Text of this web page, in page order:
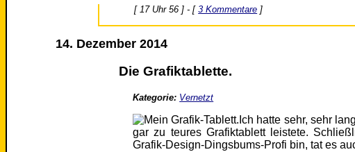
[ 17 Uhr 56 ] - [3 Kommentare ]
14. Dezember 2014
Die Grafiktablette.
Kategorie: Vernetzt
Ich hatte sehr, sehr
gar zu teures Grafiktablett leistete.
Grafik-Design-Dingsbums-Profi bin, tat es